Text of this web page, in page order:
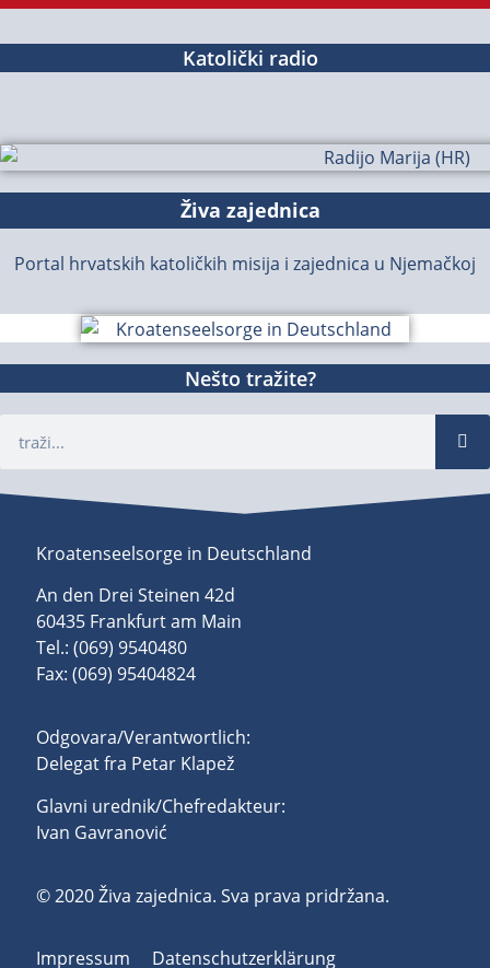
Katolički radio
Živa zajednica
Portal hrvatskih katoličkih misija i zajednica u Njemačkoj
Nešto tražite?
Kroatenseelsorge in Deutschland
An den Drei Steinen 42d
60435 Frankfurt am Main
Tel.: (069) 9540480
Fax: (069) 95404824
Odgovara/Verantwortlich:
Delegat fra Petar Klapež
Glavni urednik/Chefredakteur:
Ivan Gavranović
© 2020 Živa zajednica. Sva prava pridržana.
Impressum
Datenschutzerklärung